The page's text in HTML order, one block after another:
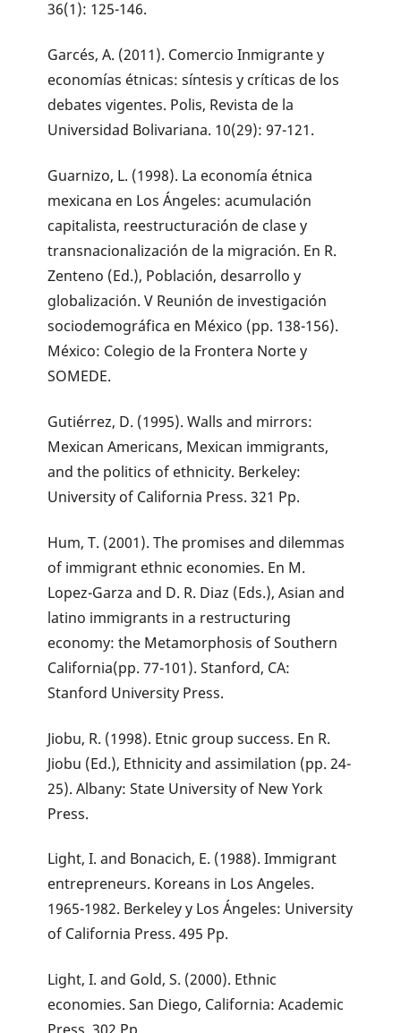
36(1): 125-146.
Garcés, A. (2011). Comercio Inmigrante y
economías étnicas: síntesis y críticas de los
debates vigentes. Polis, Revista de la
Universidad Bolivariana. 10(29): 97-121.
Guarnizo, L. (1998). La economía étnica
mexicana en Los Ángeles: acumulación
capitalista, reestructuración de clase y
transnacionalización de la migración. En R.
Zenteno (Ed.), Población, desarrollo y
globalización. V Reunión de investigación
sociodemográfica en México (pp. 138-156).
México: Colegio de la Frontera Norte y
SOMEDE.
Gutiérrez, D. (1995). Walls and mirrors:
Mexican Americans, Mexican immigrants,
and the politics of ethnicity. Berkeley:
University of California Press. 321 Pp.
Hum, T. (2001). The promises and dilemmas
of immigrant ethnic economies. En M.
Lopez-Garza and D. R. Diaz (Eds.), Asian and
latino immigrants in a restructuring
economy: the Metamorphosis of Southern
California(pp. 77-101). Stanford, CA:
Stanford University Press.
Jiobu, R. (1998). Etnic group success. En R.
Jiobu (Ed.), Ethnicity and assimilation (pp. 24-
25). Albany: State University of New York
Press.
Light, I. and Bonacich, E. (1988). Immigrant
entrepreneurs. Koreans in Los Angeles.
1965-1982. Berkeley y Los Ángeles: University
of California Press. 495 Pp.
Light, I. and Gold, S. (2000). Ethnic
economies. San Diego, California: Academic